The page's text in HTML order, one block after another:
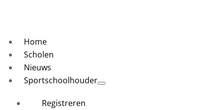
Home
Scholen
Nieuws
Sportschoolhouder
Registreren